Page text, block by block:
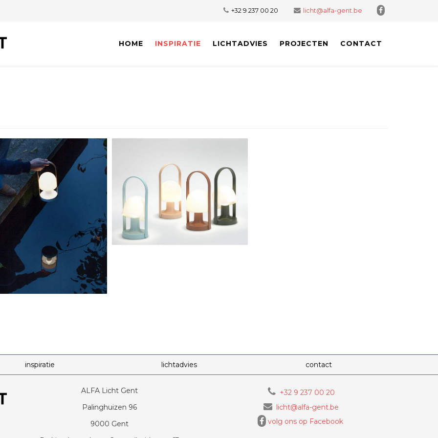
+32 9 237 00 20 licht@alfa-gent.be
HOME INSPIRATIE LICHTADVIES PROJECTEN CONTACT
inspiratie lichtadvies contact
ALFA Licht Gent
Palinghuizen 96
9000 Gent
+32 9 237 00 20
licht@alfa-gent.be
volg ons op Facebook